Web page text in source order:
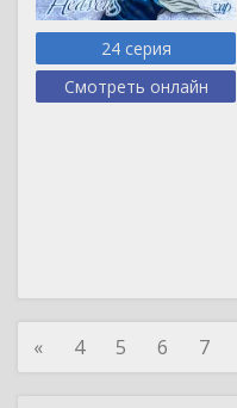
24 серия
Смотреть онлайн
« 4 5 6 7